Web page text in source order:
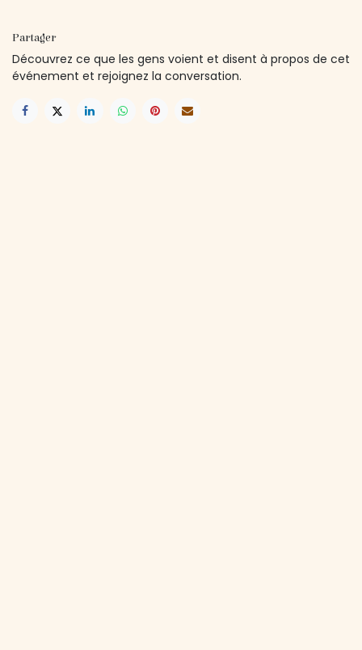
Partager
Découvrez ce que les gens voient et disent à propos de cet
événement et rejoignez la conversation.